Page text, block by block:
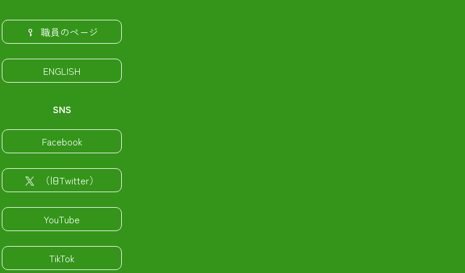
職員のページ
ENGLISH
SNS
Facebook
（旧Twitter）
YouTube
TikTok